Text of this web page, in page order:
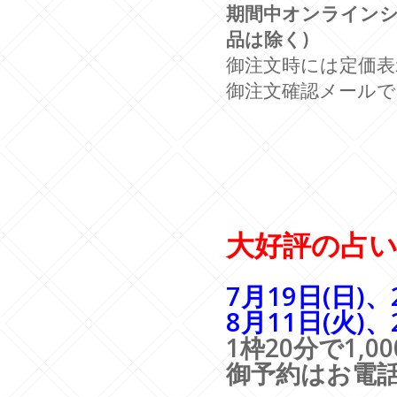
期間中オンライン
品は除く)
御注文時には定価
御注文確認メール
大好評の占
7月19日(日)
8月11日(火)
1枠20分で
御予約はお電